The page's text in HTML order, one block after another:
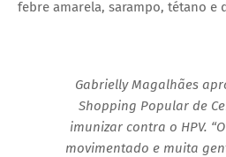
febre amarela, sarampo, tétano e
Gabrielly Magalhães
Shopping Popular de
imunizar contra o HPV.
movimentado e muita